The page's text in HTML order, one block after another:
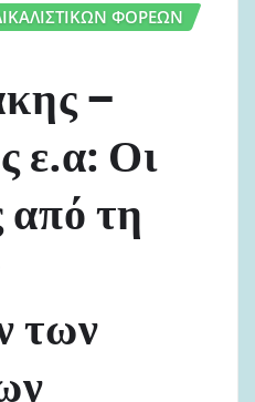
ΦΟΡΈΩΝ
–
ε.α: Οι
από τη
των